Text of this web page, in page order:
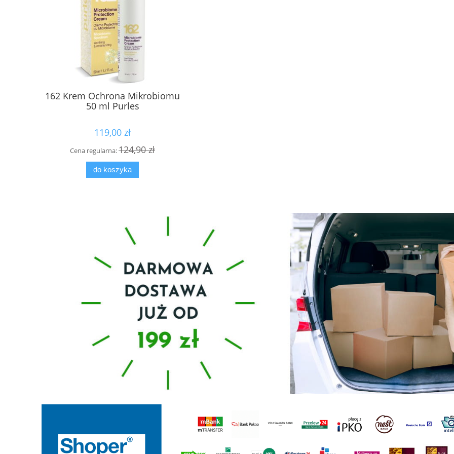
162 Krem Ochrona Mikrobiomu
50 ml Purles
119,00 zł
Cena regularna:124,90 zł
do koszyka